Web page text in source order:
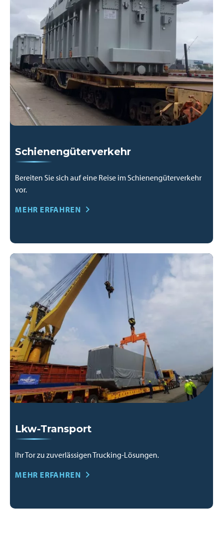
Schienengüterverkehr
Bereiten Sie sich auf eine Reise im Schienengüterverkehr
vor.
MEHR ERFAHREN
Lkw-Transport
Ihr Tor zu zuverlässigen Trucking-Lösungen.
MEHR ERFAHREN